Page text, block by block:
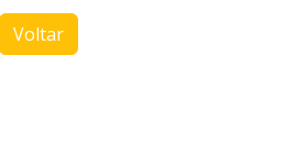
Voltar